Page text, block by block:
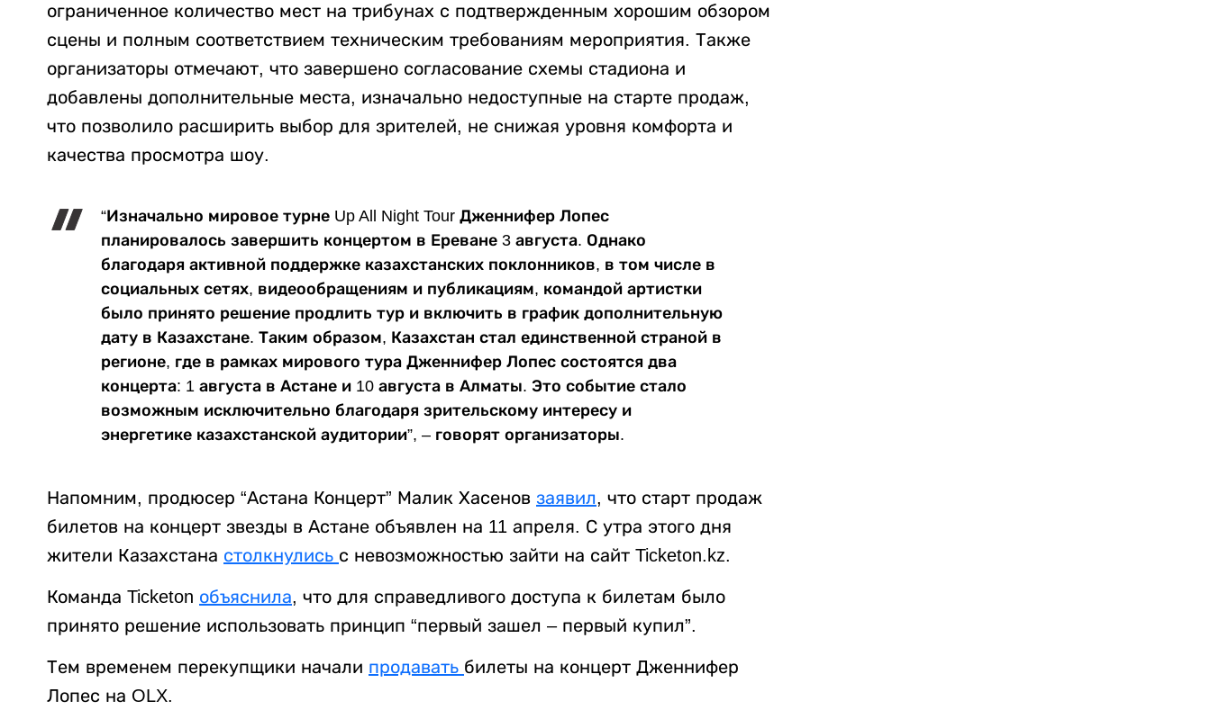
ограниченное количество мест на трибунах с подтвержденным хорошим обзором
сцены и полным соответствием техническим требованиям мероприятия. Также
организаторы отмечают, что завершено согласование схемы стадиона и
добавлены дополнительные места, изначально недоступные на старте продаж,
что позволило расширить выбор для зрителей, не снижая уровня комфорта и
качества просмотра шоу.
“Изначально мировое турне Up All Night Tour Дженнифер Лопес
планировалось завершить концертом в Ереване 3 августа. Однако
благодаря активной поддержке казахстанских поклонников, в том числе в
социальных сетях, видеообращениям и публикациям, командой артистки
было принято решение продлить тур и включить в график дополнительную
дату в Казахстане. Таким образом, Казахстан стал единственной страной в
регионе, где в рамках мирового тура Дженнифер Лопес состоятся два
концерта: 1 августа в Астане и 10 августа в Алматы. Это событие стало
возможным исключительно благодаря зрительскому интересу и
энергетике казахстанской аудитории”, – говорят организаторы.
Напомним, продюсер “Астана Концерт” Малик Хасенов заявил, что старт продаж
билетов на концерт звезды в Астане объявлен на 11 апреля. С утра этого дня
жители Казахстана столкнулись с невозможностью зайти на сайт Ticketon.kz.
Команда Ticketon объяснила, что для справедливого доступа к билетам было
принято решение использовать принцип “первый зашел – первый купил”.
Тем временем перекупщики начали продавать билеты на концерт Дженнифер
Лопес на OLX.